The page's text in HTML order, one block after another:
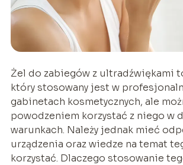
Żel do zabiegów z ultradźwiękami
który stosowany jest w
gabinetach kosmetycznych, ale
powodzeniem korzystać z niego w
warunkach. Należy jednak mieć
urządzenia oraz wiedze na temat
korzystać. Dlaczego stosowanie